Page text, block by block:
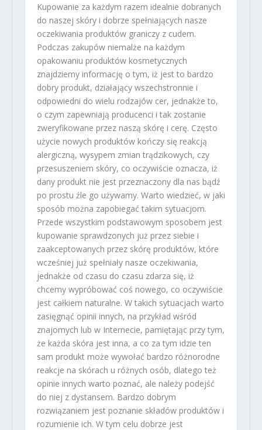
Kupowanie za każdym razem idealnie dobranych
do naszej skóry i dobrze spełniających nasze
oczekiwania produktów graniczy z cudem.
Podczas zakupów niemalże na każdym
opakowaniu produktów kosmetycznych
znajdziemy informację o tym, iż jest to bardzo
dobry produkt, działający wszechstronnie i
odpowiedni do wielu rodzajów cer, jednakże to,
o czym zapewniają producenci i tak zostanie
zweryfikowane przez naszą skórę i cerę. Często
użycie nowych produktów kończy się reakcją
alergiczną, wysypem zmian trądzikowych, czy
przesuszeniem skóry, co oczywiście oznacza, iż
dany produkt nie jest przeznaczony dla nas bądź
po prostu źle go używamy. Warto wiedzieć, w jaki
sposób można zapobiegać takim sytuacjom.
Przede wszystkim podstawowym sposobem jest
kupowanie sprawdzonych już przez siebie i
zaakceptowanych przez skórę produktów, które
wcześniej już spełniały nasze oczekiwania,
jednakże od czasu do czasu zdarza się, iż
chcemy wypróbować coś nowego, co oczywiście
jest całkiem naturalne. W takich sytuacjach warto
zasięgnąć opinii innych, na przykład wśród
znajomych lub w Internecie, pamiętając przy tym,
że każda skóra jest inna, a co za tym idzie ten
sam produkt może wywołać bardzo różnorodne
reakcje na skórach u różnych osób, dlatego też
opinie innych warto poznać, ale należy podejść
do niej z dystansem. Bardzo dobrym
rozwiązaniem jest poznanie składów produktów i
rozumienie ich. W tym celu dobrze jest